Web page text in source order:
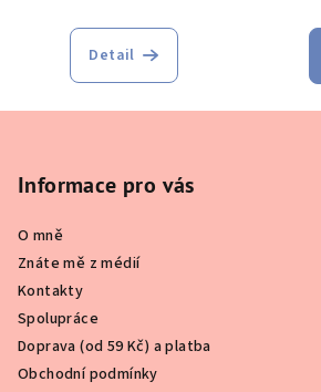
Detail
Informace pro vás
O mně
Znáte mě z médií
Kontakty
Spolupráce
Doprava (od 59 Kč) a platba
Obchodní podmínky